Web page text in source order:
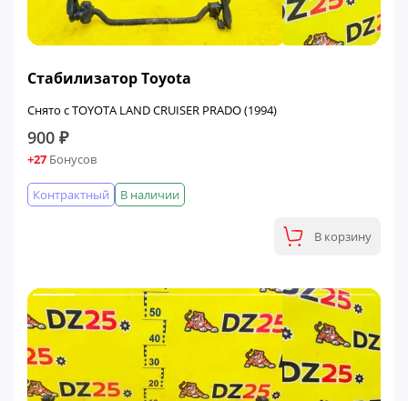
Стабилизатор Toyota
Снято с TOYOTA LAND CRUISER PRADO (1994)
900 ₽
+27 Бонусов
В наличии
Контрактный
В корзину